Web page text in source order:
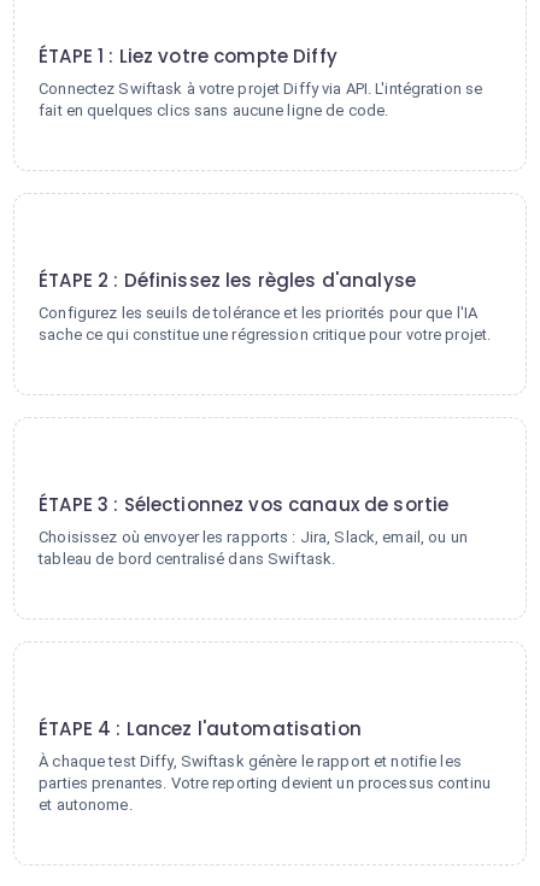
ÉTAPE 1 : Liez votre compte Diffy
Connectez Swiftask à votre projet Diffy via API. L'intégration se
fait en quelques clics sans aucune ligne de code.
ÉTAPE 2 : Définissez les règles d'analyse
Configurez les seuils de tolérance et les priorités pour que l'IA
sache ce qui constitue une régression critique pour votre projet.
ÉTAPE 3 : Sélectionnez vos canaux de sortie
Choisissez où envoyer les rapports : Jira, Slack, email, ou un
tableau de bord centralisé dans Swiftask.
ÉTAPE 4 : Lancez l'automatisation
À chaque test Diffy, Swiftask génère le rapport et notifie les
parties prenantes. Votre reporting devient un processus continu
et autonome.